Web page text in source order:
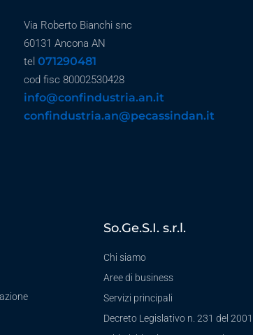
Via Roberto Bianchi snc
60131 Ancona AN
tel 071290481
cod fisc 80002530428
info@confindustria.an.it
confindustria.an@pecassindan.it
So.Ge.S.I. s.r.l.
Chi siamo
Aree di business
Servizi principali
Decreto Legislativo n. 231 del 2001